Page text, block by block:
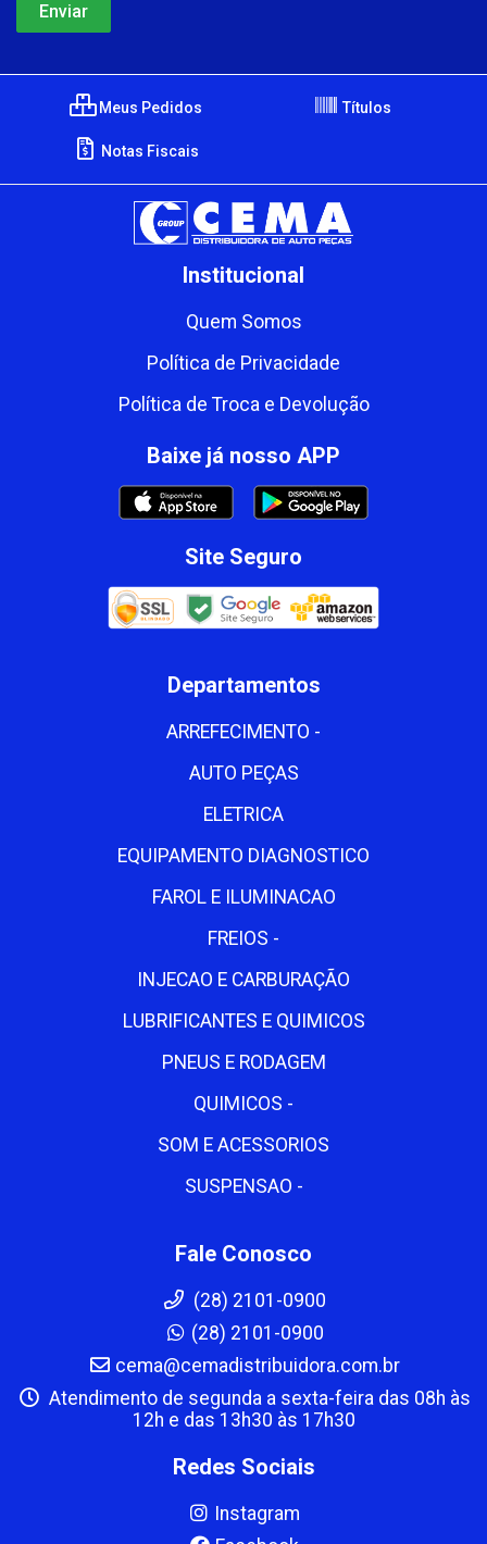
Meus Pedidos Títulos
Notas Fiscais
Institucional
Quem Somos
Política de Privacidade
Política de Troca e Devolução
Baixe já nosso APP
Site Seguro
Departamentos
ARREFECIMENTO -
AUTO PEÇAS
ELETRICA
EQUIPAMENTO DIAGNOSTICO
FAROL E ILUMINACAO
FREIOS -
INJECAO E CARBURAÇÃO
LUBRIFICANTES E QUIMICOS
PNEUS E RODAGEM
QUIMICOS -
SOM E ACESSORIOS
SUSPENSAO -
Fale Conosco
(28) 2101-0900
(28) 2101-0900
cema@cemadistribuidora.com.br
Atendimento de segunda a sexta-feira das 08h às
12h e das 13h30 às 17h30
Redes Sociais
Instagram